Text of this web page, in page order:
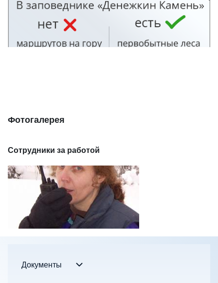
Фотогалерея
Сотрудники за работой
Footer menu
Документы
Документы sub-navigation